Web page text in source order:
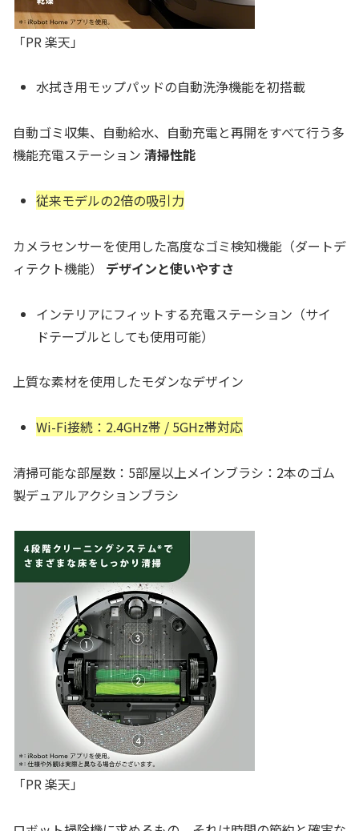
「PR 楽天」
水拭き用モップパッドの自動洗浄機能を初搭載
自動ゴミ収集、自動給水、自動充電と再開をすべて行う多
機能充電ステーション 清掃性能
従来モデルの2倍の吸引力
カメラセンサーを使用した高度なゴミ検知機能（ダートデ
ィテクト機能） デザインと使いやすさ
インテリアにフィットする充電ステーション（サイ
ドテーブルとしても使用可能）
上質な素材を使用したモダンなデザイン
Wi-Fi接続：2.4GHz帯 / 5GHz帯対応
清掃可能な部屋数：5部屋以上メインブラシ：2本のゴム
製デュアルアクションブラシ
「PR 楽天」